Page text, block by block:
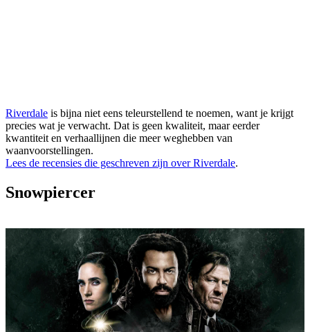
Riverdale is bijna niet eens teleurstellend te noemen, want je krijgt
precies wat je verwacht. Dat is geen kwaliteit, maar eerder
kwantiteit en verhaallijnen die meer weghebben van
waanvoorstellingen.
Lees de recensies die geschreven zijn over Riverdale.
Snowpiercer